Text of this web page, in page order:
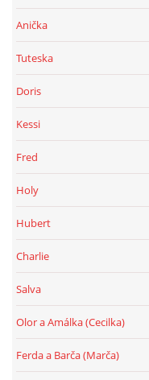
Anička
Tuteska
Doris
Kessi
Fred
Holy
Hubert
Charlie
Salva
Olor a Amálka (Cecilka)
Ferda a Barča (Marča)